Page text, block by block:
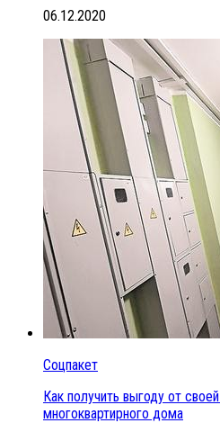
06.12.2020
Соцпакет
Как получить выгоду от
многоквартирного дома